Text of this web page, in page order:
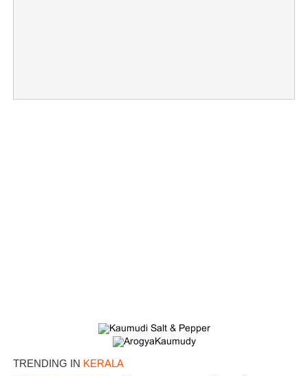
TRENDING IN KERALA